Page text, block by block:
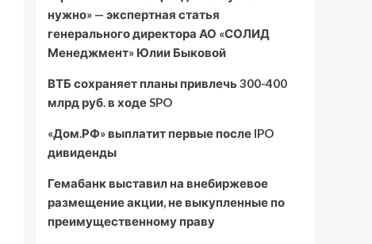
нужно» — экспертная статья
генерального директора АО «СОЛИД
Менеджмент» Юлии Быковой
ВТБ сохраняет планы привлечь 300-400
млрд руб. в ходе SPO
«Дом.РФ» выплатит первые после IPO
дивиденды
Гемабанк выставил на внебиржевое
размещение акции, не выкупленные по
преимущественному праву